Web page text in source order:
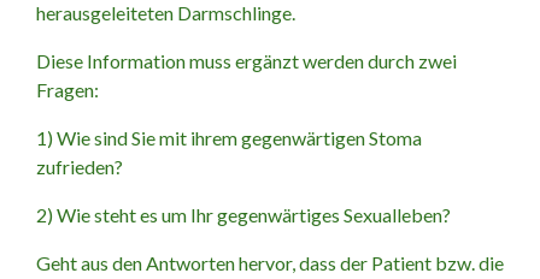
herausgeleiteten Darmschlinge.
Diese Information muss ergänzt werden durch zwei
Fragen:
1) Wie sind Sie mit ihrem gegenwärtigen Stoma
zufrieden?
2) Wie steht es um Ihr gegenwärtiges Sexualleben?
Geht aus den Antworten hervor, dass der Patient bzw. die